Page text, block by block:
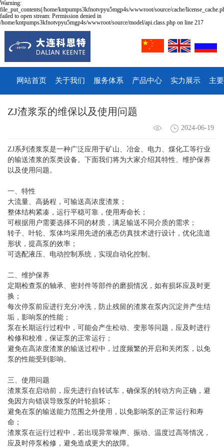
Warning:
file_put_contents(/home/kntpumps3kfnotvpyu5mgp4s/wwwroot/source/cache/
failed to open stream: Permission denied in
/home/kntpumps3kfnotvpyu5mgp4s/wwwroot/source/model/api.class.php on line 217
网站首页 关于我们 服务体系 产品中心 实力展示 主
ZJ渣浆泵的维保以及使用问题
2024-06-19
ZJ系列渣浆泵是一种广泛应用于矿山、冶金、电力、煤化工等行业
的输送渣浆的泵类设备。下面我们将为大家介绍其特性、维护保养
以及使用问题。
一、特性
大流量、高扬程，可输送高浓度渣浆；
整体结构紧凑，运行平稳可靠，使用寿命长；
可根据用户需要选择不同的材质，满足输送不同介质的需求；
转子、叶轮、泵体均采用先进的液态仿真技术进行设计，优化流道
形状，提高泵的效率；
可选配液压、电动控制系统，实现自动化控制。
二、维护保养
定期检查泵的轴承、密封件等部件的磨损情况，如有损坏应及时更
换；
每次停泵前应进行充分冲洗，防止残留的渣浆在泵内沉淀并产生结
垢，影响泵的性能；
泵在长期运行过程中，可能会产生松动、变形等问题，应及时进行
检修和校准，保证泵的正常运行；
避免在高浓度渣浆的输送过程中，过度频繁的开启和关闭泵，以免
泵的性能受到影响。
三、使用问题
渣浆泵在启动前，应先进行自转试车，确保泵的转动方向正确，避
免因方向错误导致泵的叶轮损坏；
避免在泵的输送能力范围之外使用，以免影响泵的正常运行和寿
命；
渣浆泵在运行过程中，若出现异常噪声、振动、温度过高等情况，
应及时停泵检修，避免造成更大的故障。